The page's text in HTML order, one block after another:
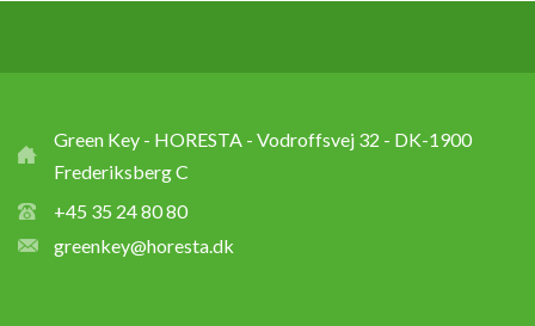
Green Key - HORESTA - Vodroffsvej 32 - DK-1900
Frederiksberg C
+45 35 24 80 80
greenkey@horesta.dk